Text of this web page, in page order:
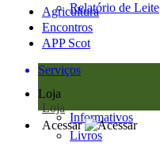
Relatório de Leite
Agricultura
Encontros
APP Scot
Serviços
Loja
Loja
Informativos
Livros
Acessar